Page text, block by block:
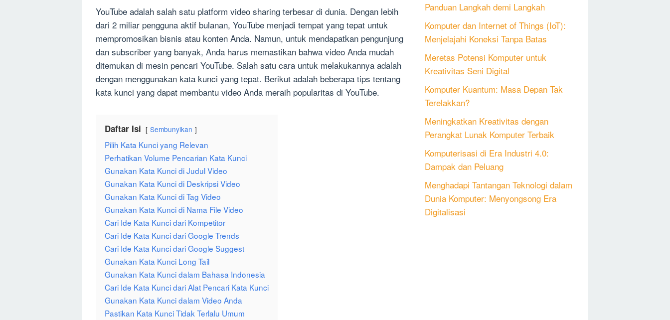
YouTube adalah salah satu platform video sharing terbesar di dunia. Dengan lebih
dari 2 miliar pengguna aktif bulanan, YouTube menjadi tempat yang tepat untuk
mempromosikan bisnis atau konten Anda. Namun, untuk mendapatkan pengunjung
dan subscriber yang banyak, Anda harus memastikan bahwa video Anda mudah
ditemukan di mesin pencari YouTube. Salah satu cara untuk melakukannya adalah
dengan menggunakan kata kunci yang tepat. Berikut adalah beberapa tips tentang
kata kunci yang dapat membantu video Anda meraih popularitas di YouTube.
Daftar Isi Sembunyikan
Pilih Kata Kunci yang Relevan
Perhatikan Volume Pencarian Kata Kunci
Gunakan Kata Kunci di Judul Video
Gunakan Kata Kunci di Deskripsi Video
Gunakan Kata Kunci di Tag Video
Gunakan Kata Kunci di Nama File Video
Cari Ide Kata Kunci dari Kompetitor
Cari Ide Kata Kunci dari Google Trends
Cari Ide Kata Kunci dari Google Suggest
Gunakan Kata Kunci Long Tail
Gunakan Kata Kunci dalam Bahasa Indonesia
Cari Ide Kata Kunci dari Alat Pencari Kata Kunci
Gunakan Kata Kunci dalam Video Anda
Pastikan Kata Kunci Tidak Terlalu Umum
Panduan Langkah demi Langkah
Komputer dan Internet of Things (IoT):
Menjelajahi Koneksi Tanpa Batas
Meretas Potensi Komputer untuk
Kreativitas Seni Digital
Komputer Kuantum: Masa Depan Tak
Terelakkan?
Meningkatkan Kreativitas dengan
Perangkat Lunak Komputer Terbaik
Komputerisasi di Era Industri 4.0:
Dampak dan Peluang
Menghadapi Tantangan Teknologi dalam
Dunia Komputer: Menyongsong Era
Digitalisasi